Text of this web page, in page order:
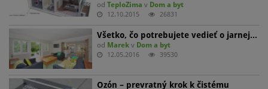
odTeploZima v Dom a byt
12.10.2015 26831
Všetko, čo potrebujete vedieť o jarnej…
od Marek v Dom a byt
12.05.2016 39530
Ozón – prevratný krok k čistému